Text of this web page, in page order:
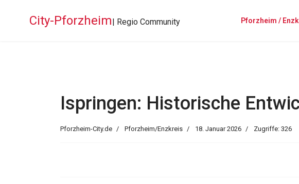
City-Pforzheim| Regio Community Pforzheim /
Ispringen: Historische
Pforzheim-City.de Pforzheim/Enzkreis 18. Januar 2026 Zugriffe: 326